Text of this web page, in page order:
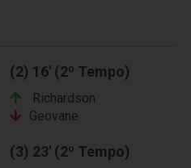
(2) 16' (2º Tempo)
Richardson
Geovane
(3) 23' (2º Tempo)